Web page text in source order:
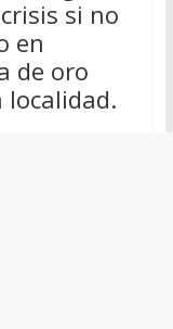
si no
en
de oro
localidad.